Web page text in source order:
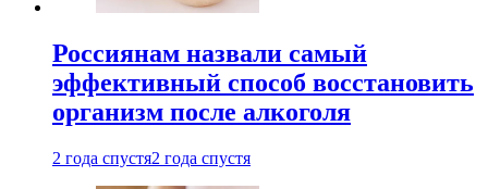
Россиянам назвали самый
эффективный способ восстановить
организм после алкоголя
2 года спустя2 года спустя